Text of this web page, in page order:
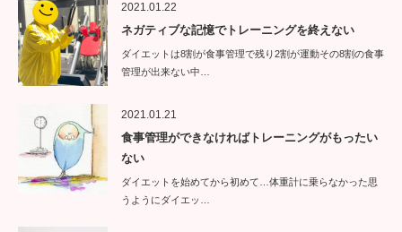
2021.01.22
ネガティブな記憶でトレーニングを終えない
ダイエットは8割が食事管理で残り2割が運動その8割の食事
管理が出来ない中…
2021.01.21
食事管理ができなければトレーニングがもったい
ない
ダイエットを始めてから初めて…体重計に乗らなかった思
うようにダイエッ…